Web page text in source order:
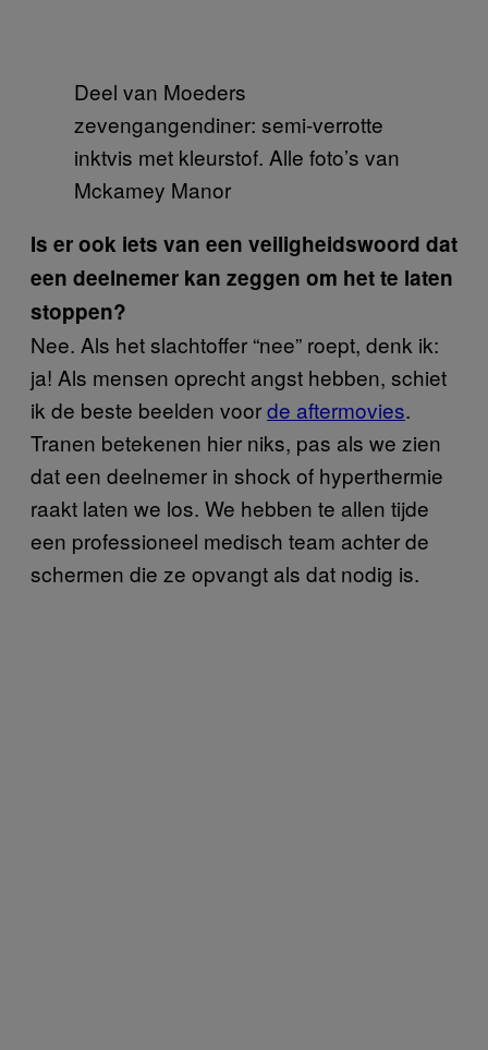
Deel van Moeders
zevengangendiner: semi-verrotte
inktvis met kleurstof. Alle foto’s van
Mckamey Manor
Is er ook iets van een veiligheidswoord dat
een deelnemer kan zeggen om het te laten
stoppen?
Nee. Als het slachtoffer “nee” roept, denk ik:
ja! Als mensen oprecht angst hebben, schiet
ik de beste beelden voor​de aftermovies.
Tranen betekenen hier niks, pas als we zien
dat een deelnemer in shock of hyperthermie
raakt laten we los. We hebben te allen tijde
een professioneel medisch team achter de
schermen die ze opvangt als dat nodig is.